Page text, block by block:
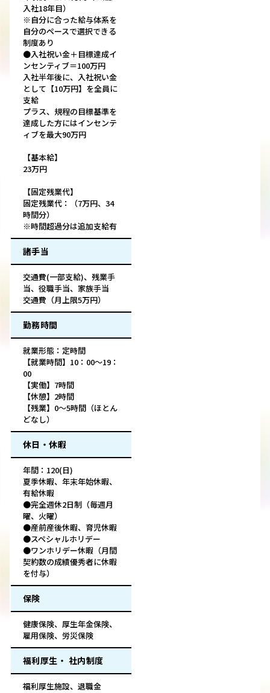
入社18年目）
※自分に合った給与体系を
自分のペースで選択できる
制度あり
●入社祝い金＋目標達成イ
ンセンティブ＝100万円
入社半年後に、入社祝い金
として【10万円】を全員に
支給
プラス、規程の目標基準を
達成した方にはインセンテ
ィブを最大90万円
【基本給】
23万円
【固定残業代】
固定残業代：（7万円、34
時間分）
※時間超過分は追加支給有
諸手当
交通費(一部支給)、残業手
当、役職手当、家族手当
交通費（月上限5万円）
勤務時間
就業形態：定時間
【就業時間】10：00～19：
00
【実働】7時間
【休憩】2時間
【残業】0～5時間（ほとん
どなし）
休日・休暇
年間：120(日)
夏季休暇、年末年始休暇、
有給休暇
●完全週休2日制（毎週月
曜、火曜）
●産前産後休暇、育児休暇
●スペシャルホリデー
●ワンホリデー休暇（月間
契約数の成績優秀者に休暇
を付与）
保険
健康保険、厚生年金保険、
雇用保険、労災保険
福利厚生・ 社内制度
福利厚生施設、退職金